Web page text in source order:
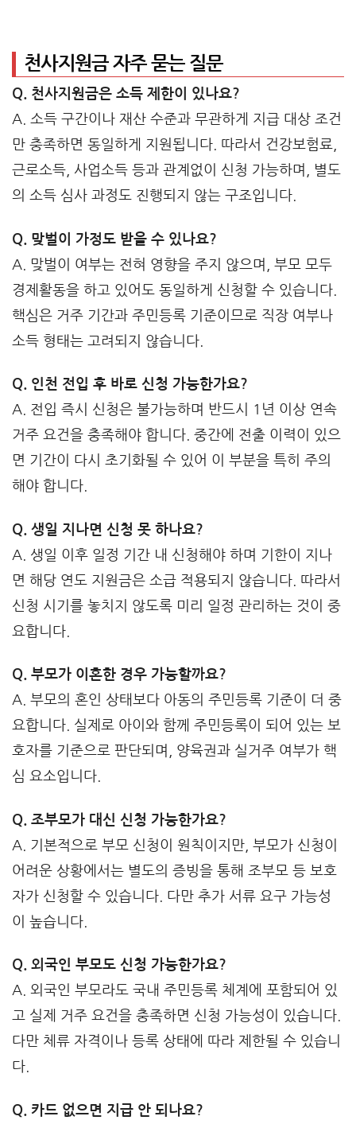
천사지원금 자주 묻는 질문
Q. 천사지원금은 소득 제한이 있나요?
A. 소득 구간이나 재산 수준과 무관하게 지급 대상 조건
만 충족하면 동일하게 지원됩니다. 따라서 건강보험료,
근로소득, 사업소득 등과 관계없이 신청 가능하며, 별도
의 소득 심사 과정도 진행되지 않는 구조입니다.
Q. 맞벌이 가정도 받을 수 있나요?
A. 맞벌이 여부는 전혀 영향을 주지 않으며, 부모 모두
경제활동을 하고 있어도 동일하게 신청할 수 있습니다.
핵심은 거주 기간과 주민등록 기준이므로 직장 여부나
소득 형태는 고려되지 않습니다.
Q. 인천 전입 후 바로 신청 가능한가요?
A. 전입 즉시 신청은 불가능하며 반드시 1년 이상 연속
거주 요건을 충족해야 합니다. 중간에 전출 이력이 있으
면 기간이 다시 초기화될 수 있어 이 부분을 특히 주의
해야 합니다.
Q. 생일 지나면 신청 못 하나요?
A. 생일 이후 일정 기간 내 신청해야 하며 기한이 지나
면 해당 연도 지원금은 소급 적용되지 않습니다. 따라서
신청 시기를 놓치지 않도록 미리 일정 관리하는 것이 중
요합니다.
Q. 부모가 이혼한 경우 가능할까요?
A. 부모의 혼인 상태보다 아동의 주민등록 기준이 더 중
요합니다. 실제로 아이와 함께 주민등록이 되어 있는 보
호자를 기준으로 판단되며, 양육권과 실거주 여부가 핵
심 요소입니다.
Q. 조부모가 대신 신청 가능한가요?
A. 기본적으로 부모 신청이 원칙이지만, 부모가 신청이
어려운 상황에서는 별도의 증빙을 통해 조부모 등 보호
자가 신청할 수 있습니다. 다만 추가 서류 요구 가능성
이 높습니다.
Q. 외국인 부모도 신청 가능한가요?
A. 외국인 부모라도 국내 주민등록 체계에 포함되어 있
고 실제 거주 요건을 충족하면 신청 가능성이 있습니다.
다만 체류 자격이나 등록 상태에 따라 제한될 수 있습니
다.
Q. 카드 없으면 지급 안 되나요?